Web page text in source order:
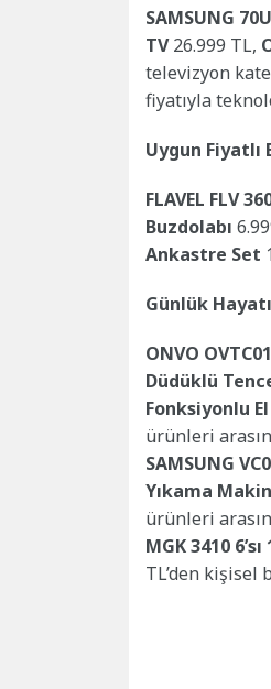
SAMSUNG
TV26.999 TL,
televizyon
fiyatıyla
Uygun Fiyatlı
FLAVEL FLV
Buzdolabı
Ankastre Set
Günlük
ONVO
Düdüklü
Fonksiyonlu
ürünleri
SAMSUNG
Yıkama
ürünleri
MGK 3410
TL’den kişisel